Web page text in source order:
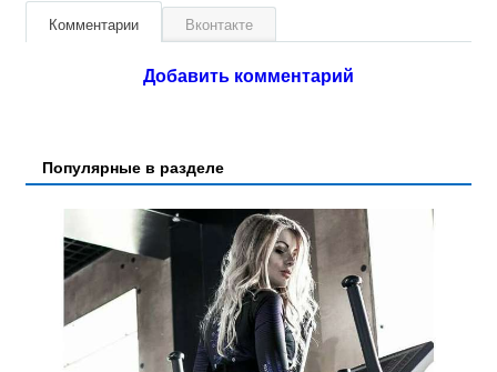
Комментарии Вконтакте
Добавить комментарий
Популярные в разделе